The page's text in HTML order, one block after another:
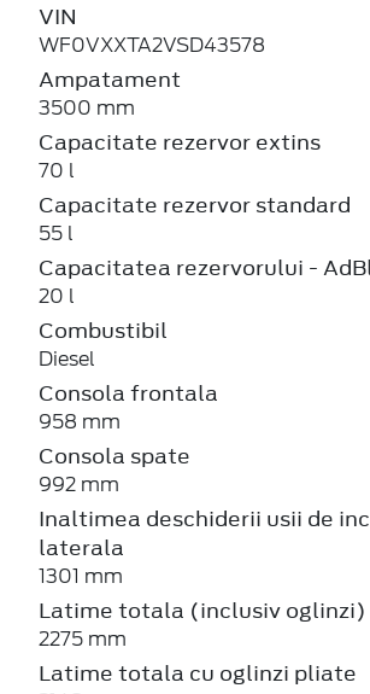
VIN
WF0VXXTA2VSD43578
Ampatament
3500 mm
Capacitate rezervor extins
70 l
Capacitate rezervor standard
55 l
Capacitatea rezervorului -
20 l
Combustibil
Diesel
Consola frontala
958 mm
Consola spate
992 mm
Inaltimea deschiderii usii de
laterala
1301 mm
Latime totala (inclusiv oglinzi)
2275 mm
Latime totala cu oglinzi pliate